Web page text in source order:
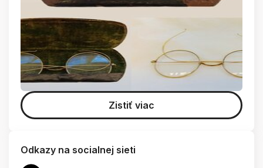
Zistiť viac
Odkazy na socialnej sieti